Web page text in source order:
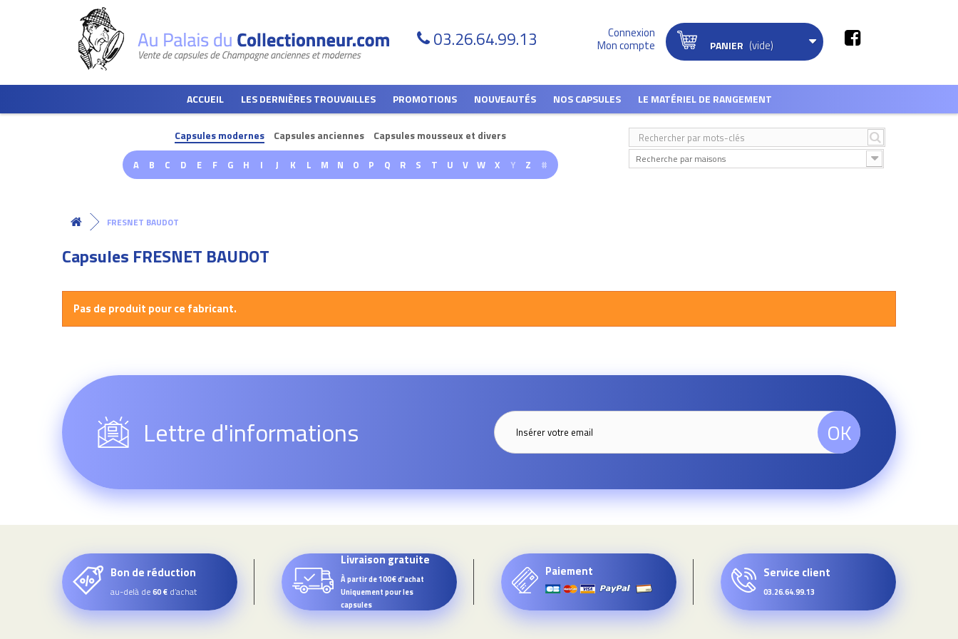
03.26.64.99.13 Connexion
Mon compte PANIER (vide)
ACCUEIL LES DERNIÈRES TROUVAILLES PROMOTIONS NOUVEAUTÉS NOS CAPSULES LE MATÉRIEL DE RANGEMENT
Capsules modernes Capsules anciennes Capsules mousseux et divers
A B C D E F G H I J K L M N O P Q R S T U V W X Y Z # Recherche par maisons
FRESNET BAUDOT
Capsules FRESNET BAUDOT
Pas de produit pour ce fabricant.
Lettre d'informations OK
Bon de réduction
au-delà de60 € d’achat
Livraison gratuite
À partir de 100€ d'achat
Uniquement pour les
capsules
Paiement Service client
03.26.64.99.13